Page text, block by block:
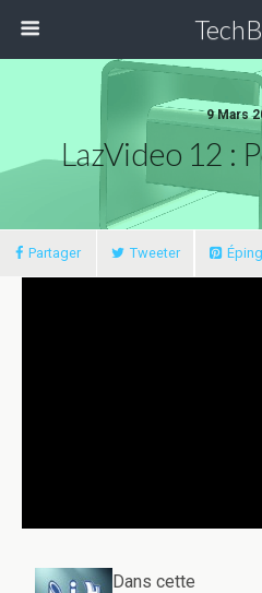
9 Mars
LazVideo 12 :
Partager Tweeter
Dans cette